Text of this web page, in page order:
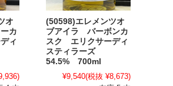
オ
カ
ィ
(50598)エレメンツオ
ブアイラ バーボンカ
スク エリクサーディ
スティラーズ
54.5% 700ml
¥9,540(税抜 ¥8,673)